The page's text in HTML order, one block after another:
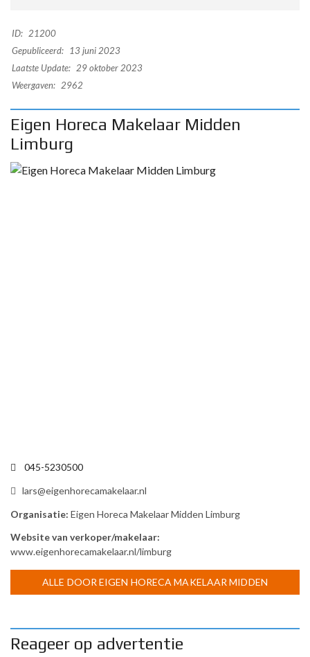
ID: 21200
Gepubliceerd:
13 juni 2023
Laatste Update: 29 oktober 2023
Weergaven: 2962
Eigen Horeca Makelaar Midden
Limburg
045-5230500
lars@eigenhorecamakelaar.nl
Organisatie: Eigen Horeca Makelaar Midden Limburg
Website van verkoper/makelaar:
www.eigenhorecamakelaar.nl/limburg
ALLE DOOR EIGEN HORECA MAKELAAR MIDDEN
Reageer op advertentie